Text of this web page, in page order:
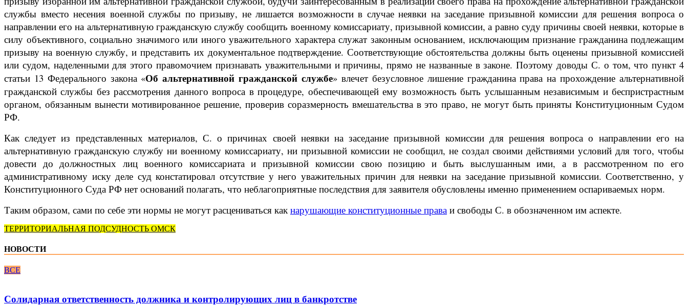
службы вместо несения военной службы по призыву, не лишается возможности в случае неявки на заседание призывной комиссии для решения вопроса о
направлении его на альтернативную гражданскую службу сообщить военному комиссариату, призывной комиссии, а равно суду причины своей неявки, которые в
силу объективного, социально значимого или иного уважительного характера служат законным основанием, исключающим признание гражданина подлежащим
призыву на военную службу, и представить их документальное подтверждение. Соответствующие обстоятельства должны быть оценены призывной комиссией
или судом, наделенными для этого правомочием признавать уважительными и причины, прямо не названные в законе. Поэтому доводы С. о том, что пункт 4
статьи 13 Федерального закона «Об альтернативной гражданской службе» влечет безусловное лишение гражданина права на прохождение альтернативной
гражданской службы без рассмотрения данного вопроса в процедуре, обеспечивающей ему возможность быть услышанным независимым и беспристрастным
органом, обязанным вынести мотивированное решение, проверив соразмерность вмешательства в это право, не могут быть приняты Конституционным Судом
РФ.
Как следует из представленных материалов, С. о причинах своей неявки на заседание призывной комиссии для решения вопроса о направлении его на
альтернативную гражданскую службу ни военному комиссариату, ни призывной комиссии не сообщил, не создал своими действиями условий для того, чтобы
довести до должностных лиц военного комиссариата и призывной комиссии свою позицию и быть выслушанным ими, а в рассмотренном по его
административному иску деле суд констатировал отсутствие у него уважительных причин для неявки на заседание призывной комиссии. Соответственно, у
Конституционного Суда РФ нет оснований полагать, что неблагоприятные последствия для заявителя обусловлены именно применением оспариваемых норм.
Таким образом, сами по себе эти нормы не могут расцениваться какнарушающие конституционные права и свободы С. в обозначенном им аспекте.
ТЕРРИТОРИАЛЬНАЯ ПОДСУДНОСТЬ ОМСК
НОВОСТИ
ВСЕ
Солидарная ответственность должника и контролирующих лиц в банкротстве